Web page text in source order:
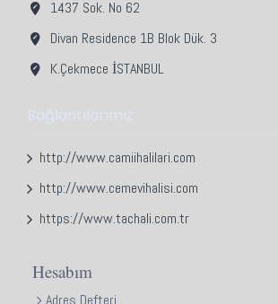
1437 Sok. No 62
Divan Residence 1B Blok Dük. 3
K.Çekmece İSTANBUL
Bağlantılarımız
http://www.camiihalilari.com
http://www.cemevihalisi.com
https://www.tachali.com.tr
Hesabım
Adres Defteri